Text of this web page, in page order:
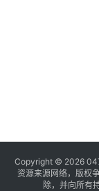
Copyright © 2026
资源来源网络，版权
除，并向所有